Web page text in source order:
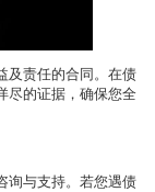
及责任的合同。在债
尽的证据，确保您全
询与支持。若您遇债